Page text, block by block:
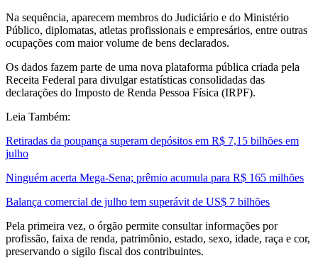
Na sequência, aparecem membros do Judiciário e do Ministério
Público, diplomatas, atletas profissionais e empresários, entre outras
ocupações com maior volume de bens declarados.
Os dados fazem parte de uma nova plataforma pública criada pela
Receita Federal para divulgar estatísticas consolidadas das
declarações do Imposto de Renda Pessoa Física (IRPF).
Leia Também:
Retiradas da poupança superam depósitos em R$ 7,15 bilhões em
julho
Ninguém acerta Mega-Sena; prêmio acumula para R$ 165 milhões
Balança comercial de julho tem superávit de US$ 7 bilhões
Pela primeira vez, o órgão permite consultar informações por
profissão, faixa de renda, patrimônio, estado, sexo, idade, raça e cor,
preservando o sigilo fiscal dos contribuintes.